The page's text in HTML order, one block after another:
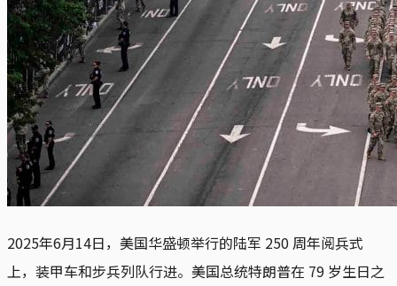
2025年6月14日，美国华盛顿举行的陆军 250 周年阅兵式
上，装甲车和步兵列队行进。美国总统特朗普在 79 岁生日之